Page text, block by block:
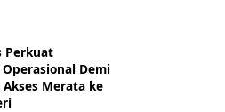
Perkuat
Demi
Merata ke